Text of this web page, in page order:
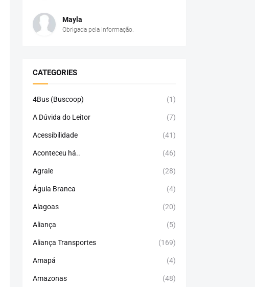
Mayla
Obrigada pela informação.
CATEGORIES
4Bus (Buscoop) (1)
A Dúvida do Leitor (7)
Acessibilidade (41)
Aconteceu há.. (46)
Agrale (28)
Águia Branca (4)
Alagoas (20)
Aliança (5)
Aliança Transportes (169)
Amapá (4)
Amazonas (48)